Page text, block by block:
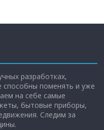
разработках,
способны поменять и уже
на себе самые
бытовые приборы,
Следим за